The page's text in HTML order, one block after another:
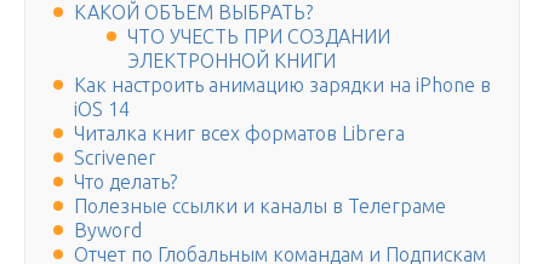
КАКОЙ ОБЪЕМ ВЫБРАТЬ?
ЧТО УЧЕСТЬ ПРИ СОЗДАНИИ
ЭЛЕКТРОННОЙ КНИГИ
Как настроить анимацию зарядки на iPhone в
iOS 14
Читалка книг всех форматов Librera
Scrivener
Что делать?
Полезные ссылки и каналы в Телеграме
Byword
Отчет по Глобальным командам и Подпискам